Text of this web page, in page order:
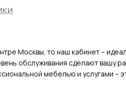
Москвы, то наш кабинет –
обслуживания сделают вашу
мебелью и услугами –